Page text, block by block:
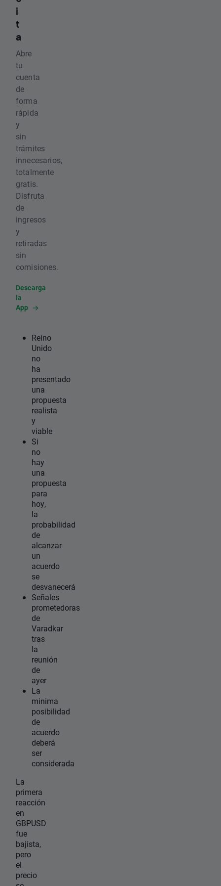
i
t
a
Abre
tu
cuenta
de
forma
rápida
y
sin
trámites
innecesarios,
totalmente
gratis.
Disfruta
de
ingresos
y
retiradas
sin
comisiones.
Descarga
la
App
Reino
Unido
no
ha
presentado
una
propuesta
realista
y
viable
Si
no
hay
una
propuesta
para
hoy,
la
probabilidad
de
alcanzar
un
acuerdo
se
desvanecerá
Señales
prometedoras
de
Varadkar
tras
la
reunión
de
ayer
La
minima
posibilidad
de
acuerdo
deberá
ser
considerada
La
primera
reacción
en
GBPUSD
fue
bajista,
pero
el
precio